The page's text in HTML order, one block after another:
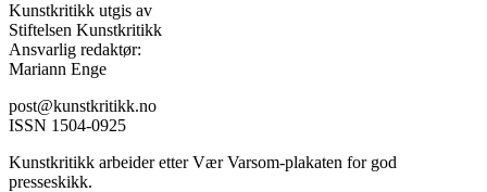
Kunstkritikk utgis av
Stiftelsen Kunstkritikk
Ansvarlig redaktør:
Mariann Enge
post@kunstkritikk.no
ISSN 1504-0925
Kunstkritikk arbeider etter Vær Varsom-plakaten for god
presseskikk.